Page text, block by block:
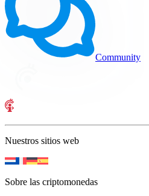
Community
Nuestros sitios web
Sobre las criptomonedas